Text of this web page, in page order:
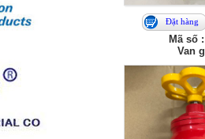
Đặt hàng
Mã số
Van